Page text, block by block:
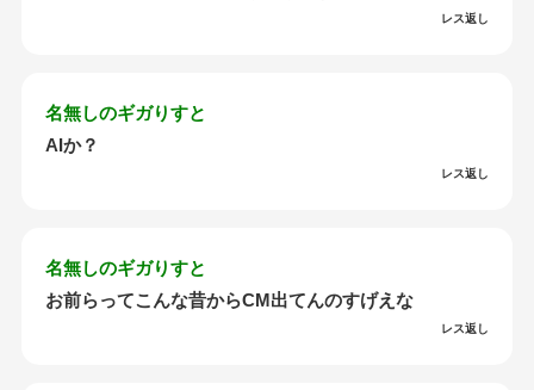
レス返し
名無しのギガりすと
AIか？
レス返し
名無しのギガりすと
お前らってこんな昔からCM出てんのすげえな
レス返し